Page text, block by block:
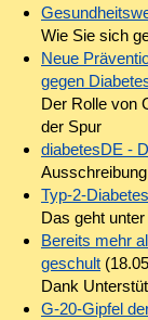
Wie Sie sich
Neue
gegen
Der Rolle von
der Spur
diabetesDE -
Typ-2-
Das geht
Bereits mehr
geschult
Dank
G-20-Gipfel